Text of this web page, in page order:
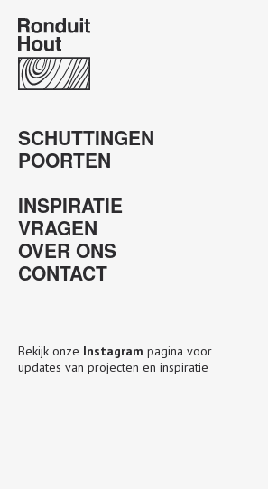
SCHUTTINGEN
POORTEN
INSPIRATIE
VRAGEN
OVER ONS
CONTACT
Bekijk onze Instagram pagina voor
updates van projecten en inspiratie